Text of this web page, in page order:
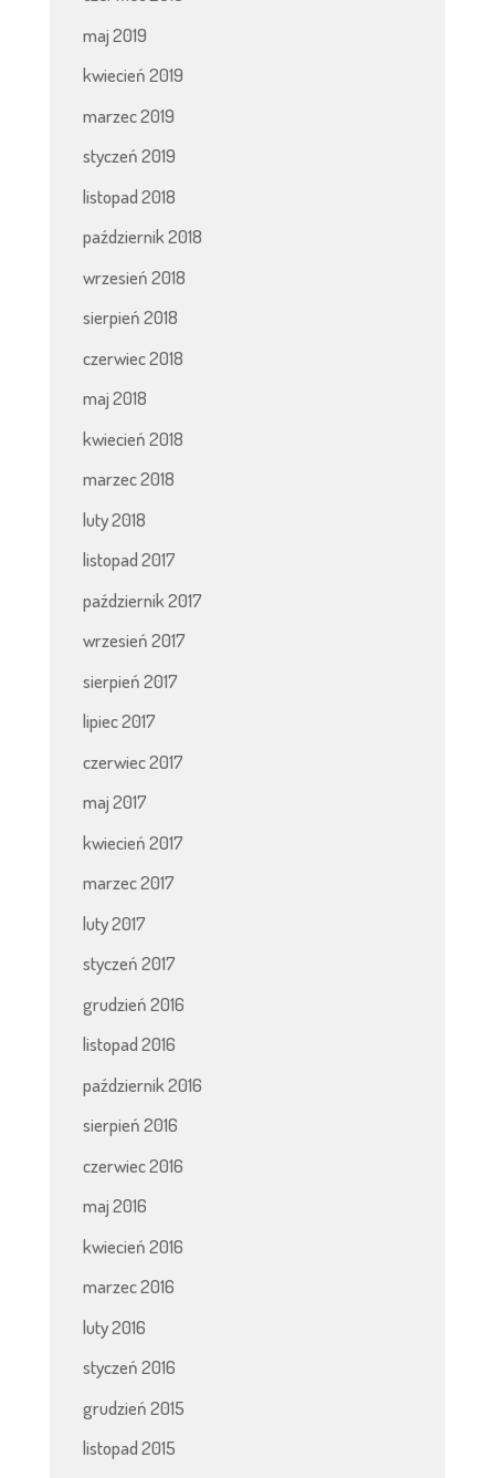
maj 2019
kwiecień 2019
marzec 2019
styczeń 2019
listopad 2018
październik 2018
wrzesień 2018
sierpień 2018
czerwiec 2018
maj 2018
kwiecień 2018
marzec 2018
luty 2018
listopad 2017
październik 2017
wrzesień 2017
sierpień 2017
lipiec 2017
czerwiec 2017
maj 2017
kwiecień 2017
marzec 2017
luty 2017
styczeń 2017
grudzień 2016
listopad 2016
październik 2016
sierpień 2016
czerwiec 2016
maj 2016
kwiecień 2016
marzec 2016
luty 2016
styczeń 2016
grudzień 2015
listopad 2015